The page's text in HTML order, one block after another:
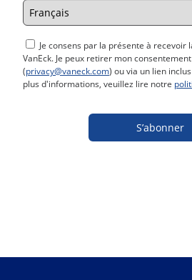
Je consens par la présente à recevoir
VanEck. Je peux retirer mon
(privacy@vaneck.com) ou via un lien
plus d'informations, veuillez lire notre
S’abonner